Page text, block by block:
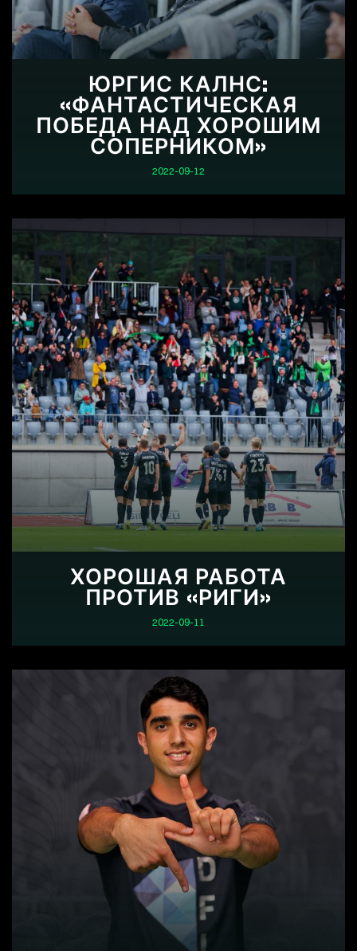
ЮРГИС КАЛНС:
«ФАНТАСТИЧЕСКАЯ
ПОБЕДА НАД ХОРОШИМ
СОПЕРНИКОМ»
2022-09-12
ХОРОШАЯ РАБОТА
ПРОТИВ «РИГИ»
2022-09-11